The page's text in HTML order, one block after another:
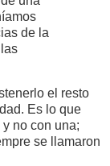
de la
el resto
Es lo que
no con una;
se llamaron